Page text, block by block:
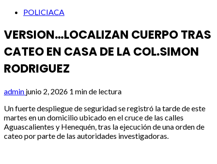
POLICIACA
VERSION…LOCALIZAN CUERPO TRAS
CATEO EN CASA DE LA COL.SIMON
RODRIGUEZ
admin junio 2, 2026 1 min de lectura
Un fuerte despliegue de seguridad se registró la tarde de este
martes en un domicilio ubicado en el cruce de las calles
Aguascalientes y Henequén, tras la ejecución de una orden de
cateo por parte de las autoridades investigadoras.